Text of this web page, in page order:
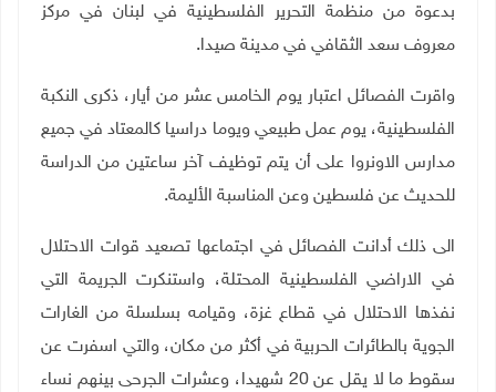
بدعوة من منظمة التحرير الفلسطينية في لبنان في مركز
معروف سعد الثقافي في مدينة صيدا.
واقرت الفصائل اعتبار يوم الخامس عشر من أيار، ذكرى النكبة
الفلسطينية، يوم عمل طبيعي ويوما دراسيا كالمعتاد في جميع
مدارس الاونروا على أن يتم توظيف آخر ساعتين من الدراسة
للحديث عن فلسطين وعن المناسبة الأليمة.
الى ذلك أدانت الفصائل في اجتماعها تصعيد قوات الاحتلال
في الاراضي الفلسطينية المحتلة، واستنكرت الجريمة التي
نفذها الاحتلال في قطاع غزة، وقيامه بسلسلة من الغارات
الجوية بالطائرات الحربية في أكثر من مكان، والتي اسفرت عن
سقوط ما لا يقل عن 20 شهيدا، وعشرات الجرحى بينهم نساء